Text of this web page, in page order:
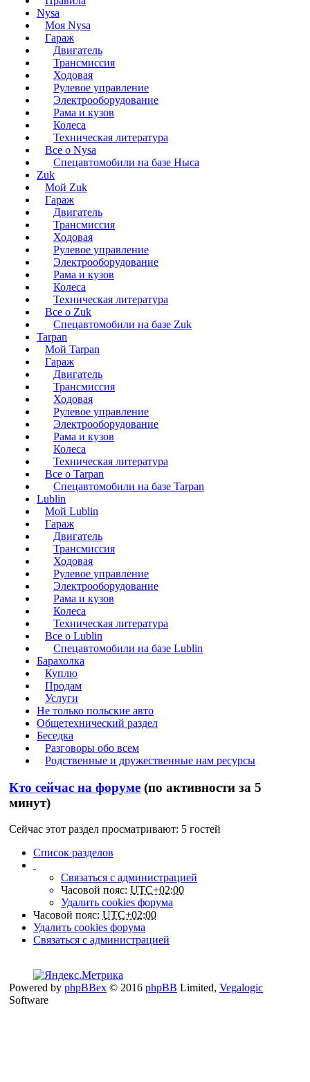
Nysa
Моя Nysa
Гараж
Двигатель
Трансмиссия
Ходовая
Рулевое управление
Электрооборудование
Рама и кузов
Колеса
Техническая литература
Все о Nysa
Спецавтомобили на базе Ныса
Zuk
Мой Zuk
Гараж
Двигатель
Трансмиссия
Ходовая
Рулевое управление
Электрооборудование
Рама и кузов
Колеса
Техническая литература
Все о Zuk
Спецавтомобили на базе Zuk
Tarpan
Мой Tarpan
Гараж
Двигатель
Трансмиссия
Ходовая
Рулевое управление
Электрооборудование
Рама и кузов
Колеса
Техническая литература
Все о Tarpan
Спецавтомобили на базе Tarpan
Lublin
Мой Lublin
Гараж
Двигатель
Трансмиссия
Ходовая
Рулевое управление
Электрооборудование
Рама и кузов
Колеса
Техническая литература
Все о Lublin
Спецавтомобили на базе Lublin
Барахолка
Куплю
Продам
Услуги
Не только польские авто
Общетехнический раздел
Беседка
Разговоры обо всем
Родственные и дружественные нам ресурсы
Кто сейчас на форуме (по активности за 5
минут)
Сейчас этот раздел просматривают: 5 гостей
Список разделов
Связаться с администрацией
Часовой пояс: UTC+02:00
Удалить cookies форума
Часовой пояс: UTC+02:00
Удалить cookies форума
Связаться с администрацией
Powered by phpBBex © 2016 phpBB Limited, Vegalogic
Software